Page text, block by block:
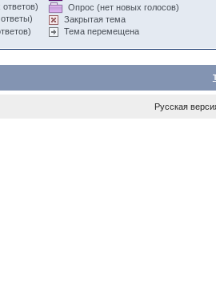
Опрос (нет новых голосов)
Закрытая тема
Тема перемещена
Русская